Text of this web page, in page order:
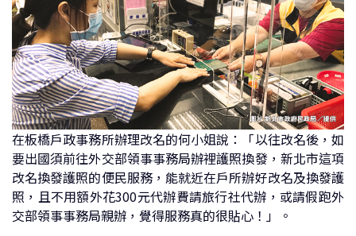
在板橋戶政事務所辦理改名的何小姐說：「以往改名後，如
要出國須前往外交部領事事務局辦裡護照換發，新北市這項
改名換發護照的便民服務，能就近在戶所辦好改名及換發護
照，且不用額外花300元代辦費請旅行社代辦，或請假跑外
交部領事事務局親辦，覺得服務真的很貼心！」。